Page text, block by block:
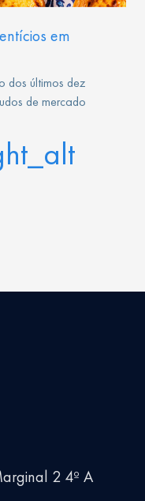
em
dos últimos dez
de mercado
2 4º A